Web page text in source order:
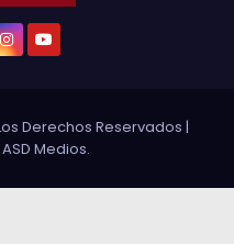
Derechos Reservados |
ASD Medios.